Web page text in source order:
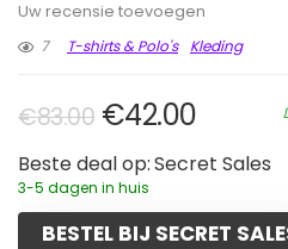
Uw recensie toevoegen
7
T-shirts & Polo's Kleding
€83.00 €42.00
Beste deal op: Secret Sales
3-5 dagen in huis
BESTEL BIJ SECRET